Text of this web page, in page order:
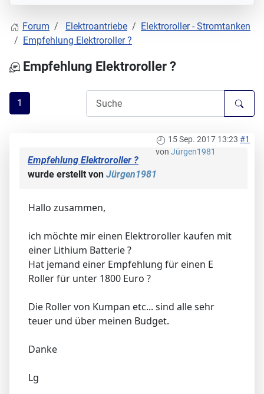
Forum Elektroantriebe
Elektroroller - Stromtanken
Empfehlung Elektroroller ?
Empfehlung Elektroroller ?
1
15 Sep. 2017 13:23 #1
von Jürgen1981
Empfehlung Elektroroller ?
wurde erstellt von Jürgen1981
Hallo zusammen,
ich möchte mir einen Elektroroller kaufen mit
einer Lithium Batterie ?
Hat jemand einer Empfehlung für einen E
Roller für unter 1800 Euro ?
Die Roller von Kumpan etc... sind alle sehr
teuer und über meinen Budget.
Danke
Lg